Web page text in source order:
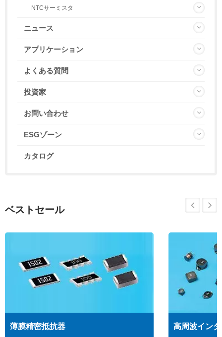
NTCサーミスタ
ニュース
アプリケーション
よくある質問
投資家
お問い合わせ
ESGゾーン
カタログ
ベストセール
薄膜精密抵抗器 高周波イン